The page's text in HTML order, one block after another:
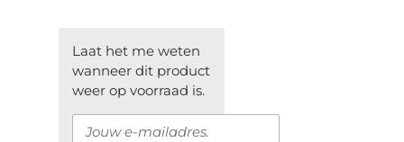
Laat het me weten
wanneer dit product
weer op voorraad is.